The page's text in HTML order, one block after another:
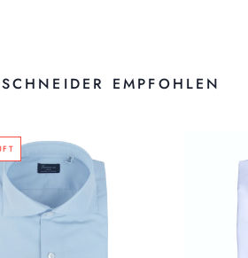
EMPFOHLEN